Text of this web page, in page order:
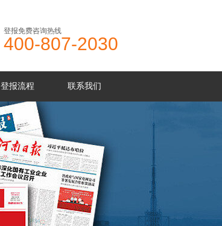
登报免费咨询热线
400-807-2030
登报流程 联系我们